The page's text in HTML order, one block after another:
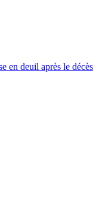
en deuil après le décès